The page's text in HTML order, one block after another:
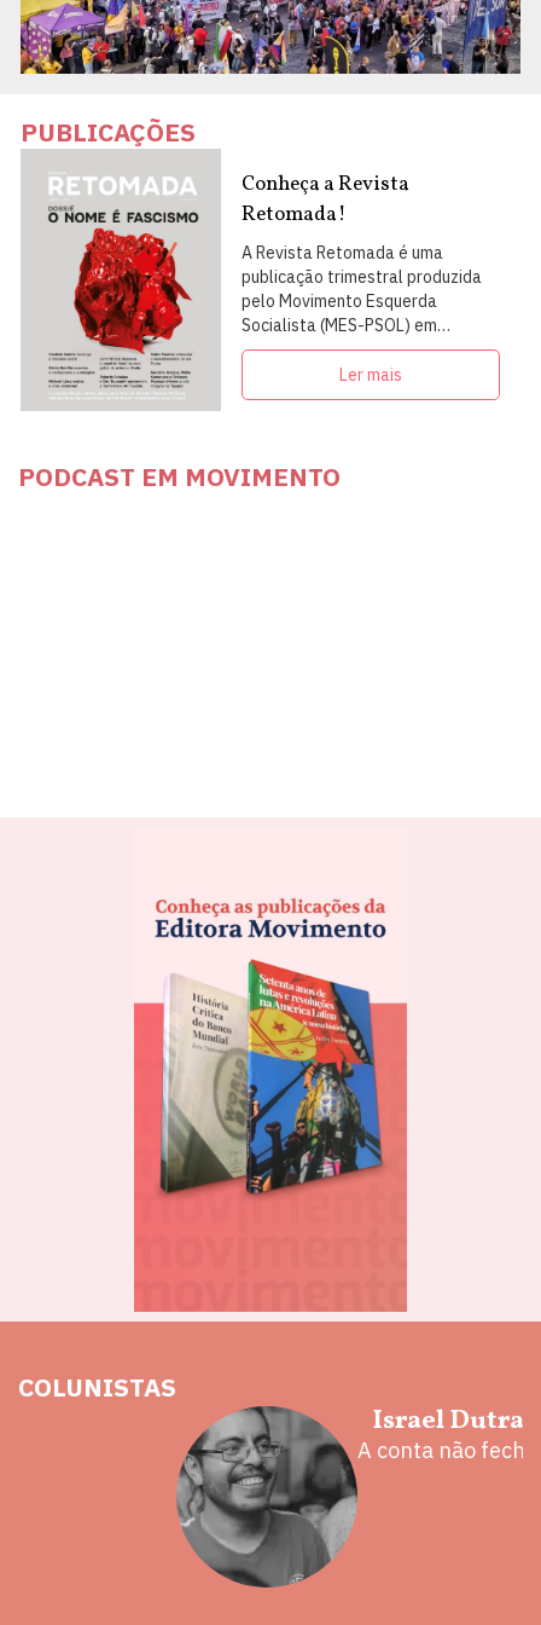
PUBLICAÇÕES
Conheça a Revista
Retomada!
A Revista Retomada é uma
publicação trimestral produzida
pelo Movimento Esquerda
Socialista (MES-PSOL) em
articulação com intelectuais,
militantes e artistas
Ler mais
PODCAST EM MOVIMENTO
COLUNISTAS
Israel Dutra
A conta não fecha